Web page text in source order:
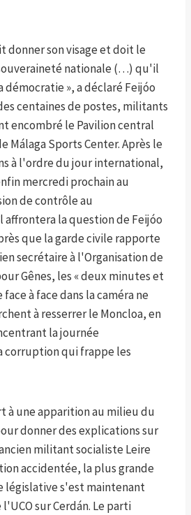
donner son visage et doit le
nationale (…) qu'il
démocratie », a déclaré Feijóo
centaines de postes, militants
encombré le Pavilion central
Málaga Sports Center. Après le
à l'ordre du jour international,
mercredi prochain au
de contrôle au
la question de Feijóo
que la garde civile rapporte
secrétaire à l'Organisation de
Gênes, les « deux minutes et
à face dans la caméra ne
à resserrer le Moncloa, en
la journée
corruption qui frappe les
à une apparition au milieu du
donner des explications sur
militant socialiste Leire
accidentée, la plus grande
législative s'est maintenant
sur Cerdán. Le parti